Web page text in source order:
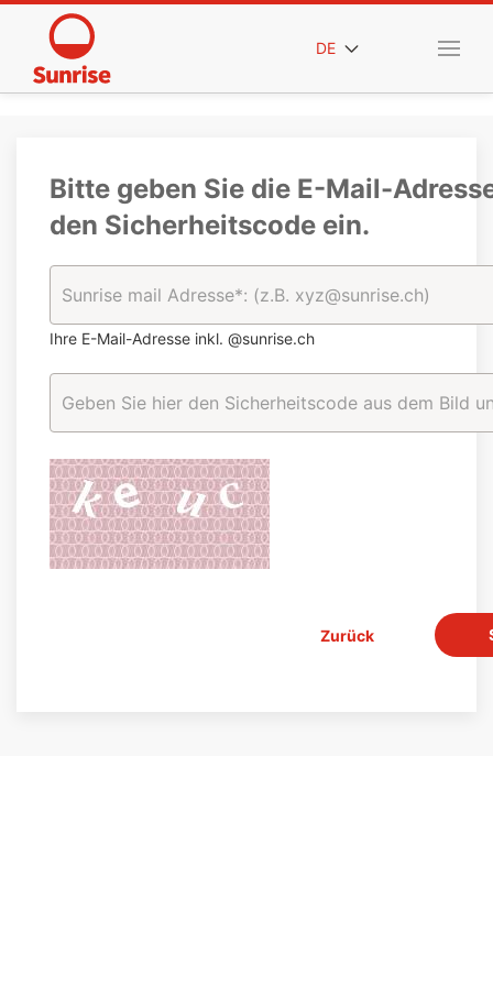
DE
Bitte geben Sie die E-Mail-
den Sicherheitscode ein.
Ihre E-Mail-Adresse inkl. @sunrise.ch
Zurück